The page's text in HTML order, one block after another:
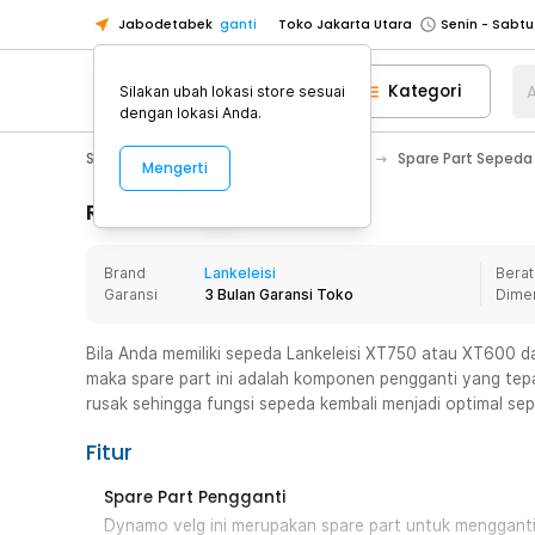
Jabodetabek ganti Toko Jakarta Utara
Toko Tangerang
Toko Cikupa
Pick n Go Jakarta Barat
Senin -
Pick n Go Bekasi
Senin - Jumat
Senin - Jumat
Senin -
Senin -
Toko Tangerang
Toko Cikupa
Pick n Go Jakarta Barat
Senin -
Senin - Jumat
Pick n Go Depok
Kategori
Sport & Outdoor Spare Part Sepeda
Rincian Produk
Brand
Lankeleisi
Garansi
3 Bulan Garansi Toko
Bila Anda memiliki sepeda Lankeleisi XT750 atau XT600
maka spare part ini adalah komponen pengganti yang
rusak sehingga fungsi sepeda kembali menjadi optimal
Fitur
Spare Part Pengganti
Dynamo velg ini merupakan spare part untuk
Silakan ubah lokasi store sesuai
dengan lokasi Anda.
Mengerti